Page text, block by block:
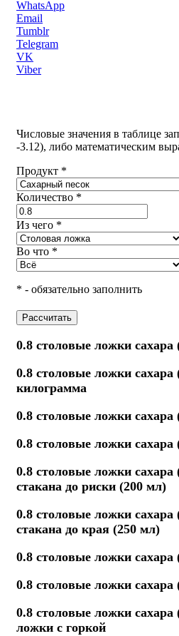
WhatsApp
Email
Tumblr
Telegram
VK
Viber
Числовые значения в таблице
-3.12), либо математическим
Продукт *
Количество *
Из чего *
Во что *
* - обязательно заполнить
Рассчитать
0.8 столовые ложки сахара
0.8 столовые ложки сахара
килограмма
0.8 столовые ложки сахара
0.8 столовые ложки сахара
0.8 столовые ложки сахара
стакана до риски (200 мл)
0.8 столовые ложки сахара
стакана до края (250 мл)
0.8 столовые ложки сахара
0.8 столовые ложки
0.8 столовые ложки сахара
ложки с горкой